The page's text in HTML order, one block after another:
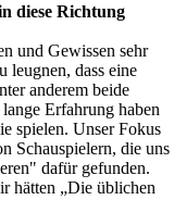
diese Richtung
und Gewissen sehr
leugnen, dass eine
anderem beide
Erfahrung haben
spielen. Unser Fokus
Schauspielern, die uns
dafür gefunden.
hätten „Die üblichen